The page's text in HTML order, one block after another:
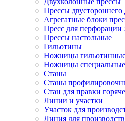
Двухколонные прессы
Прессы двустороннего
Агрегатные блоки
Пресс для перфорации
Прессы настольные
Гильотины
Ножницы гильотинные
Ножницы специальные
Станы
Станы
Стан для правки
Линии и участки
Участок для
Линия для